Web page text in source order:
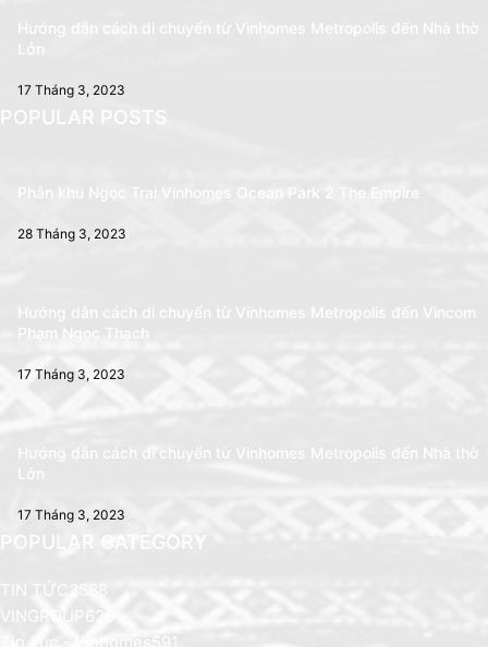
Hướng dẫn cách di chuyển từ Vinhomes Metropolis đến Nhà thờ
Lớn
17 Tháng 3, 2023
POPULAR POSTS
Phân khu Ngọc Trai Vinhomes Ocean Park 2 The Empire
28 Tháng 3, 2023
Hướng dẫn cách di chuyển từ Vinhomes Metropolis đến Vincom
Phạm Ngọc Thạch
17 Tháng 3, 2023
Hướng dẫn cách di chuyển từ Vinhomes Metropolis đến Nhà thờ
Lớn
17 Tháng 3, 2023
POPULAR CATEGORY
TIN TỨC 2588
VINGROUP 626
Tin Tức - Vinhomes 591